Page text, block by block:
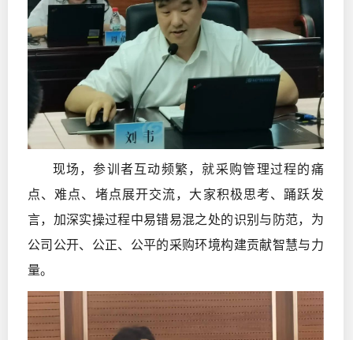
现场，参训者互动频繁，就采购管理过程的痛
点、难点、堵点展开交流，大家积极思考、踊跃发
言，加深实操过程中易错易混之处的识别与防范，为
公司公开、公正、公平的采购环境构建贡献智慧与力
量。